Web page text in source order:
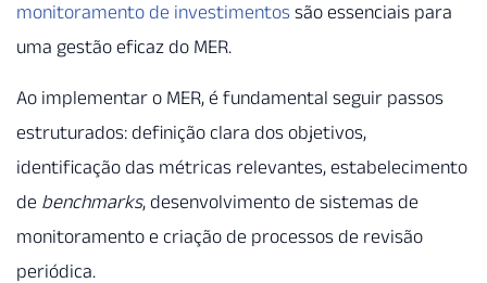
monitoramento de investimentos são essenciais para
uma gestão eficaz do MER.
Ao implementar o MER, é fundamental seguir passos
estruturados: definição clara dos objetivos,
identificação das métricas relevantes, estabelecimento
de benchmarks, desenvolvimento de sistemas de
monitoramento e criação de processos de revisão
periódica.